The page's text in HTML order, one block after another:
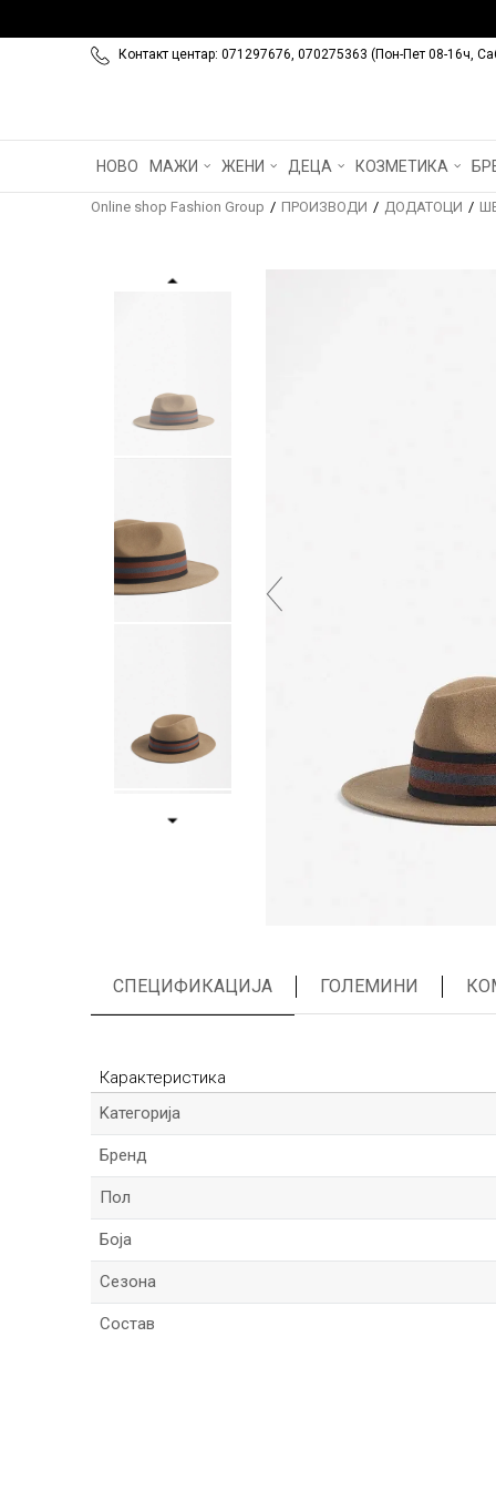
Контакт центар: 071297676, 070275363 (Пон-Пет 08-16ч,
НОВО МАЖИ ЖЕНИ ДЕЦА КОЗМЕТИКА
Online shop Fashion Group ПРОИЗВОДИ ДОДАТОЦИ
СПЕЦИФИКАЦИЈА ГОЛЕМИНИ
Карактеристика
Kатегорија
Бренд
Пол
Боја
Сезона
Состав